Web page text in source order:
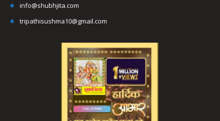
info@shubhjita.com
tripathisushma10@gmail.com